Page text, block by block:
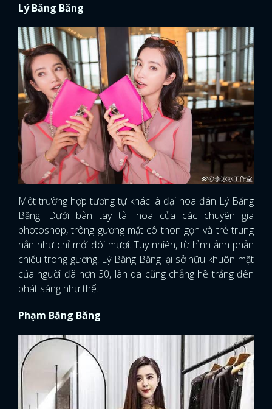
Lý Băng Băng
Một trường hợp tương tự khác là đại hoa đán Lý Băng
Băng. Dưới bàn tay tài hoa của các chuyên gia
photoshop, trông gương mặt cô thon gọn và trẻ trung
hẳn như chỉ mới đôi mươi. Tuy nhiên, từ hình ảnh phản
chiếu trong gương, Lý Băng Băng lại sở hữu khuôn mặt
của người đã hơn 30, làn da cũng chẳng hề trắng đến
phát sáng như thế.
Phạm Băng Băng